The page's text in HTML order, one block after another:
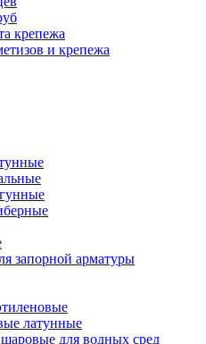
крепежа
и крепежа
запорной арматуры
латунные
для водных сред